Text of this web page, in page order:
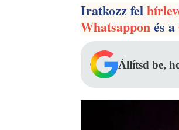
Iratkozz fel
Whatsapponés a
Állítsd be,